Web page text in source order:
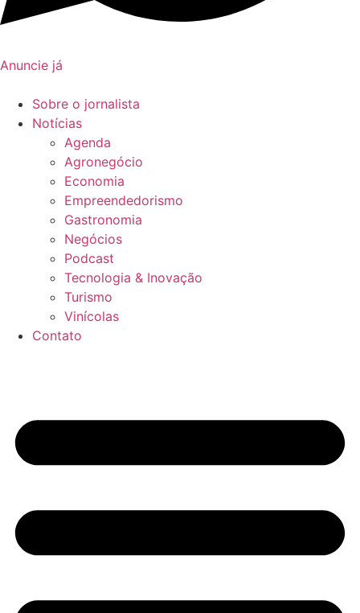
Anuncie já
Sobre o jornalista
Notícias
Agenda
Agronegócio
Economia
Empreendedorismo
Gastronomia
Negócios
Podcast
Tecnologia & Inovação
Turismo
Vinícolas
Contato